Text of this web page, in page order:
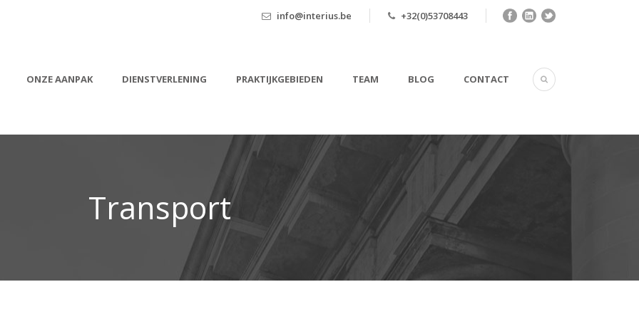
info@interius.be +32(0)53708443
ONZE AANPAK DIENSTVERLENING PRAKTIJKGEBIEDEN TEAM BLOG CONTACT
Transport